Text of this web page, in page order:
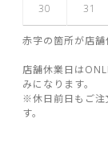
30 31
赤字の箇所が店舗
店舗休業日は
みになります。
※休日前日もご注
す。